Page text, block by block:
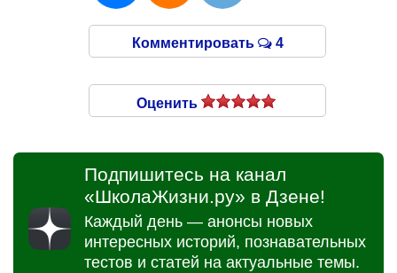
Комментировать 4
Оценить
Подпишитесь на канал
«ШколаЖизни.ру» в Дзене!
Каждый день — анонсы новых
интересных историй, познавательных
тестов и статей на актуальные темы.